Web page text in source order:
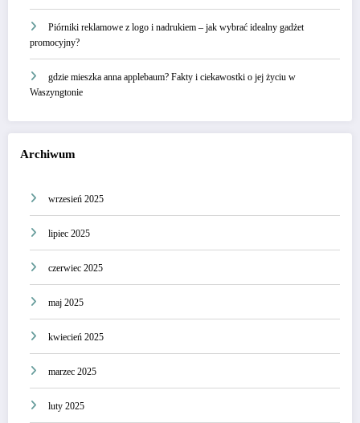
Piórniki reklamowe z logo i nadrukiem – jak wybrać idealny gadżet
promocyjny?
gdzie mieszka anna applebaum? Fakty i ciekawostki o jej życiu w
Waszyngtonie
Archiwum
wrzesień 2025
lipiec 2025
czerwiec 2025
maj 2025
kwiecień 2025
marzec 2025
luty 2025